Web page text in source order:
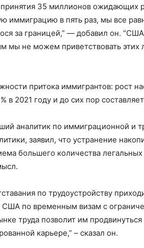
35 миллионов ожидающих
иммиграцию в пять раз, мы все
за границей,” — добавил он.
мы не можем приветствовать этих
притока иммигрантов: рост
в 2021 году и до сих пор
аналитик по иммиграционной и
заявил, что устранение
большего количества
по трудоустройству
США по временным визам с
труда позволит им
карьере,” – сказал он.